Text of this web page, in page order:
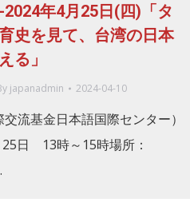
年4月25日(四)「タ
史を見て、台湾の日本
る」
japanadmin 2024-04-10
流基金日本語国際センター）
日 13時～15時場所：